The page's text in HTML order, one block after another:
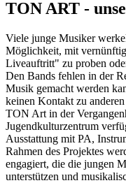
TON ART -
Viele junge Musiker
Möglichkeit, mit
Liveauftritt" zu proben
Den Bands fehlen in der
Musik gemacht werden
keinen Kontakt zu
TON Art in der
Jugendkulturzentrum
Ausstattung mit PA,
Rahmen des Projektes
engagiert, die die jungen
unterstützen und